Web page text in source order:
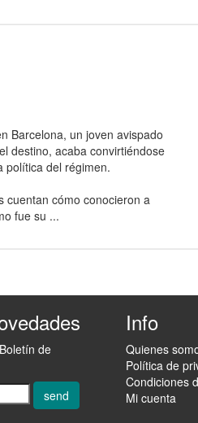
Barcelona, un joven avispado
destino, acaba convirtiéndose
política del régimen.
cuentan cómo conocieron a
fue su ...
de
send
Info
Quienes
Política de
Condiciones
Mi cuenta